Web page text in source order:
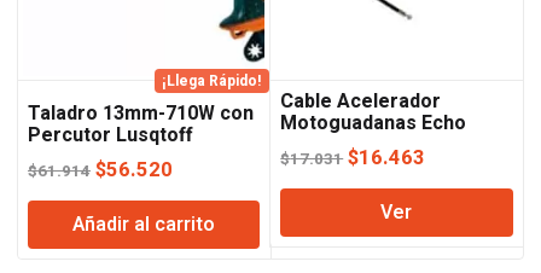
¡Llega Rápido!
Taladro 13mm-710W con
Percutor Lusqtoff
$61.914 El
precio
original
era:
$56.520
precio
actual
es:
Añadir al carrito
Cable Acelerador
Motoguadanas Echo
$17.031El
precio
original
era:
$16.463
precio
es:
Ver